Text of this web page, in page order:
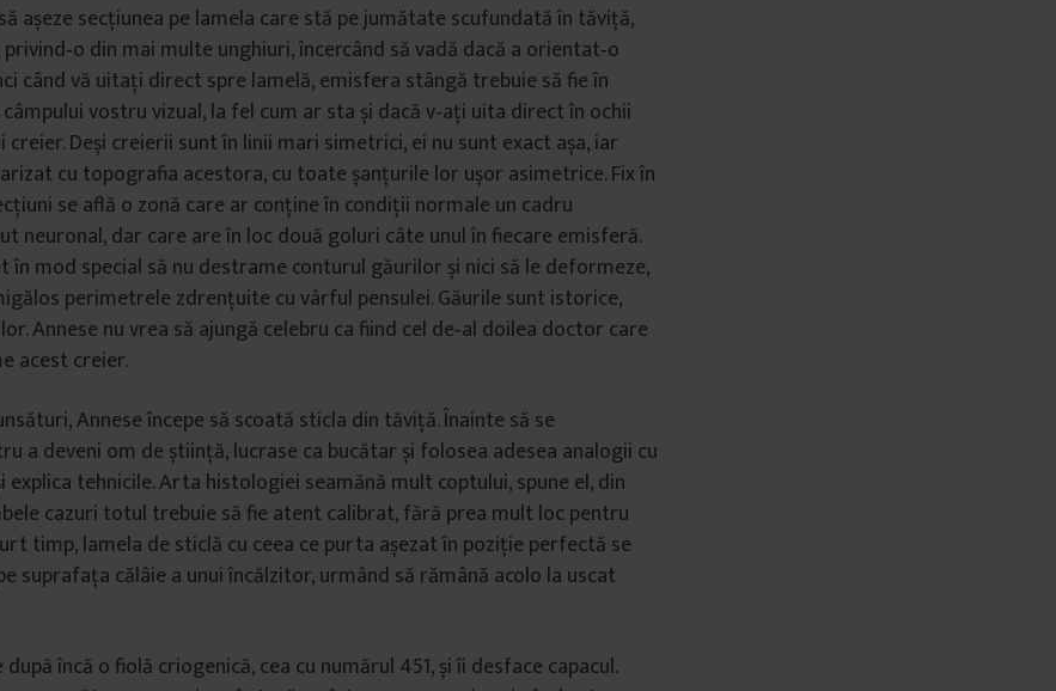
așeze secțiunea pe lamela care stă pe jumă­tate scufundată în tăviță,
din mai multe unghiuri, încercând să vadă dacă a orientat‑o
când vă uitați direct spre lamelă, emisfera stângă trebuie să fie în
vostru vizual, la fel cum ar sta și dacă v‑ați uita direct în ochii
creier. Deși creierii sunt în linii mari simetrici, ei nu sunt exact așa, iar
cu topografia acestora, cu toate șanțurile lor ușor asimetrice. Fix în
se află o zonă care ar conține în condiții normale un cadru
neuronal, dar care are în loc două goluri câte unul în fiecare emisferă.
în mod special să nu destrame conturul găurilor și nici să le deformeze,
perimetrele zdrențuite cu vârful pensulei. Găurile sunt istorice,
Annese nu vrea să ajungă celebru ca fiind cel de‑al doilea doctor care
acest creier.
Annese începe să scoată sticla din tăviță. Înainte să se
a deveni om de știință, lucrase ca bucătar și folosea adesea analogii cu
explica tehnicile. Arta histologiei seamănă mult coptului, spune el, din
cazuri totul trebuie să fie atent cali­brat, fără prea mult loc pentru
timp, lamela de sticlă cu ceea ce purta așezat în poziție perfectă se
suprafața călâie a unui încălzitor, urmând să rămână acolo la uscat
încă o fiolă criogenică, cea cu numărul 451, și îi desface capacul.